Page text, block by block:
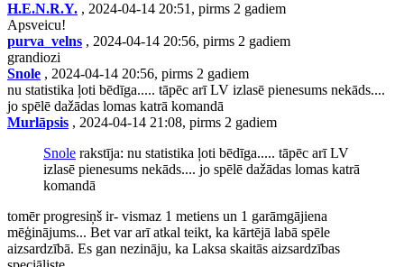
H.E.N.R.Y. , 2024-04-14 20:51, pirms 2 gadiem
Apsveicu!
purva_velns , 2024-04-14 20:56, pirms 2 gadiem
grandiozi
Snole , 2024-04-14 20:56, pirms 2 gadiem
nu statistika ļoti bēdīga..... tāpēc arī LV izlasē pienesums nekāds....
jo spēlē dažādas lomas katrā komandā
Murlāpsis , 2024-04-14 21:08, pirms 2 gadiem
Snole rakstīja: nu statistika ļoti bēdīga..... tāpēc arī LV
izlasē pienesums nekāds.... jo spēlē dažādas lomas katrā
komandā
tomēr progresiņš ir- vismaz 1 metiens un 1 garāmgājiena
mēģinājums... Bet var arī atkal teikt, ka kārtējā labā spēle
aizsardzībā. Es gan nezināju, ka Laksa skaitās aizsardzības